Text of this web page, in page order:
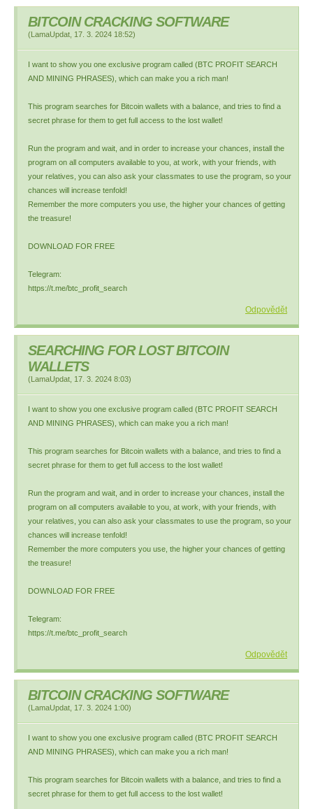
BITCOIN CRACKING SOFTWARE
(LamaUpdat 17. 3. 2024 18:52)
I want to show you one exclusive program called (BTC PROFIT SEARCH
AND MINING PHRASES), which can make you a rich man!
This program searches for Bitcoin wallets with a balance, and tries to find a
secret phrase for them to get full access to the lost wallet!
Run the program and wait, and in order to increase your chances, install the
program on all computers available to you, at work, with your friends, with
your relatives, you can also ask your classmates to use the program, so your
chances will increase tenfold!
Remember the more computers you use, the higher your chances of getting
the treasure!
DOWNLOAD FOR FREE
Telegram:
https://t.me/btc_profit_search
Odpovědět
SEARCHING FOR LOST BITCOIN
WALLETS
(LamaUpdat 17. 3. 2024 8:03)
I want to show you one exclusive program called (BTC PROFIT SEARCH
AND MINING PHRASES), which can make you a rich man!
This program searches for Bitcoin wallets with a balance, and tries to find a
secret phrase for them to get full access to the lost wallet!
Run the program and wait, and in order to increase your chances, install the
program on all computers available to you, at work, with your friends, with
your relatives, you can also ask your classmates to use the program, so your
chances will increase tenfold!
Remember the more computers you use, the higher your chances of getting
the treasure!
DOWNLOAD FOR FREE
Telegram:
https://t.me/btc_profit_search
Odpovědět
BITCOIN CRACKING SOFTWARE
(LamaUpdat 17. 3. 2024 1:00)
I want to show you one exclusive program called (BTC PROFIT SEARCH
AND MINING PHRASES), which can make you a rich man!
This program searches for Bitcoin wallets with a balance, and tries to find a
secret phrase for them to get full access to the lost wallet!